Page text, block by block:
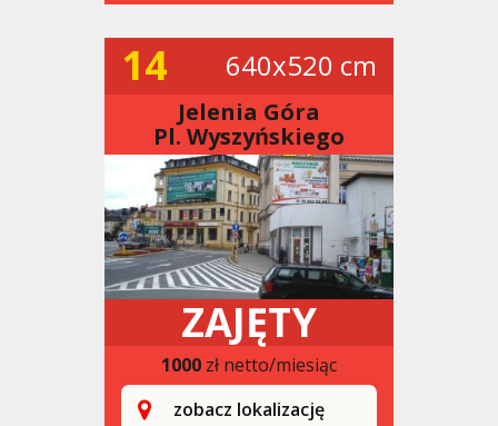
14 640x520 cm
Jelenia Góra
Pl. Wyszyńskiego
ZAJĘTY
1000 zł netto/miesiąc
zobacz lokalizację